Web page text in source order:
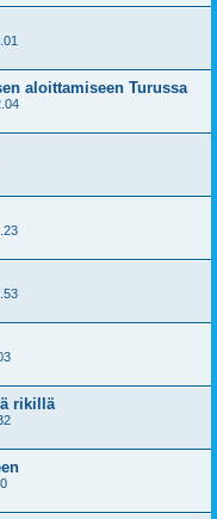
aloittamiseen Turussa
rikillä